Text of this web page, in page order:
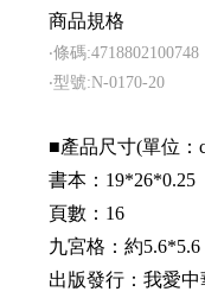
商品規格
‧條碼:4718802100748
‧型號:N-0170-20
■產品尺寸(單位：
書本：19*26*0.25
頁數：16
九宮格：約5.6*5.6
出版發行：我愛中